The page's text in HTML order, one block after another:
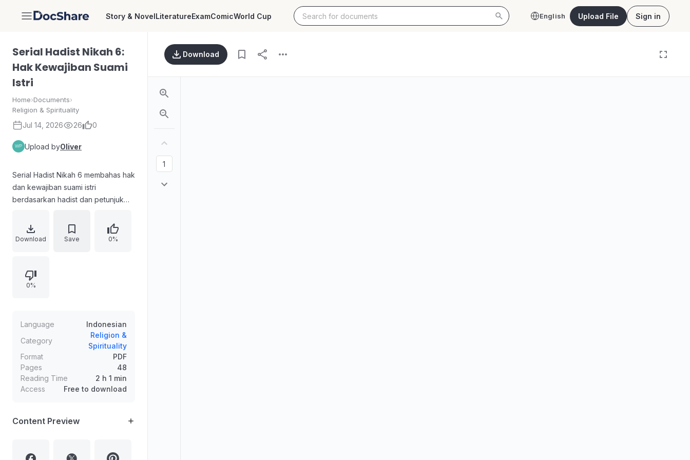
DocShare Story & NovelLiteratureExamComicWorld Cup English Upload File Sign in
Serial Hadist Nikah 6:
Hak Kewajiban Suami
Istri
Home›Documents›
Religion & Spirituality
Jul 14, 2026 26 0
Upload byOliver
Serial Hadist Nikah 6 membahas hak
dan kewajiban suami istri
berdasarkan hadist dan petunjuk
menunaikan hak, larangan terkait
istimta’, hak berhias, hak saling
atas mahar dan nafkah, kewajiban
istri seperti taat dan izin, serta
Download Save 0%
0%
Language
Indonesian
Category
Religion &
Spirituality
Format
PDF
Pages
48
Reading Time
2 h 1 min
Access
Free to download
Content Preview
Download